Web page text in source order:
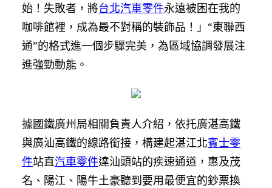
始！失敗者，將台北汽車零件永遠被困在我的
咖啡館裡，成為最不對稱的裝飾品！」“東聯西
通”的格式進一個步驟完美，為區域協調發展注
進強勁動能。
據國鐵廣州局相關負責人介紹，依托廣湛高鐵
與廣汕高鐵的線路銜接，構建起湛江北賓士零
件站直汽車零件達汕頭站的疾速通道，惠及茂
名、陽江、陽牛土豪聽到要用最便宜的鈔票換